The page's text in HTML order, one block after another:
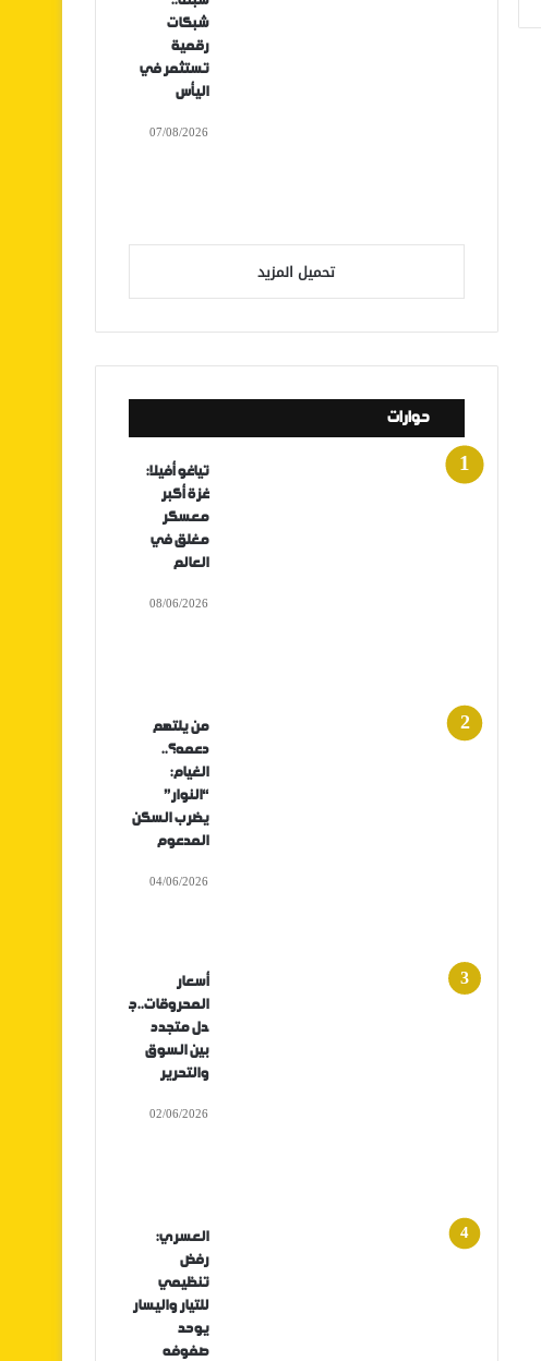
شبكات
رقمية
تستثمر في
اليأس
07/08/2026
تحميل المزيد
حوارات
تياغو أفيلا:
غزة أكبر
معسكر
مغلق في
العالم
08/06/2026
من يلتهم
دعمه؟..
الغيام:
“النوار”
يضرب السكن
المدعوم
04/06/2026
أسعار
المحروقات..ج
دل متجدد
بين السوق
والتحرير
02/06/2026
العسري:
رفض
تنظيمي
للتيار واليسار
يوحد
صفوفه